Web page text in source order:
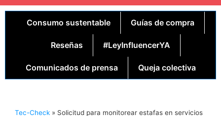
Consumo sustentable Guías de compra
Reseñas #LeyInfluencerYA
Comunicados de prensa Queja colectiva
Tec-Check » Solicitud para monitorear estafas en servicios